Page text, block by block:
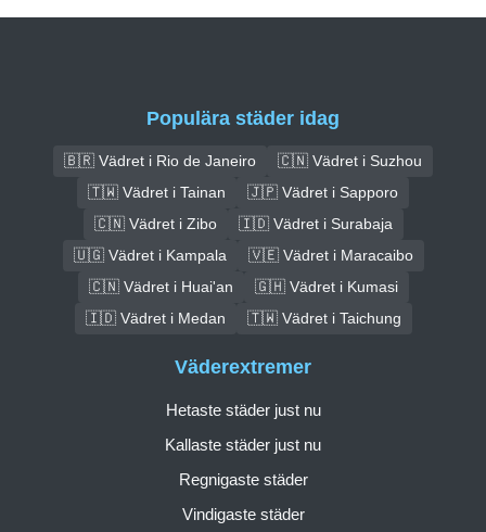
Populära städer idag
🇧🇷 Vädret i Rio de Janeiro
🇨🇳 Vädret i Suzhou
🇹🇼 Vädret i Tainan
🇯🇵 Vädret i Sapporo
🇨🇳 Vädret i Zibo
🇮🇩 Vädret i Surabaja
🇺🇬 Vädret i Kampala
🇻🇪 Vädret i Maracaibo
🇨🇳 Vädret i Huai'an
🇬🇭 Vädret i Kumasi
🇮🇩 Vädret i Medan
🇹🇼 Vädret i Taichung
Väderextremer
Hetaste städer just nu
Kallaste städer just nu
Regnigaste städer
Vindigaste städer